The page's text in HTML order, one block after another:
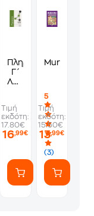
Πληροφορική
Γ΄
Λυκείου
επανάληψης
Τιμή
εκδότη:
17.80€
16,99€
Murdoku
5
(3)
Τιμή
εκδότη:
15.50€
13,99€